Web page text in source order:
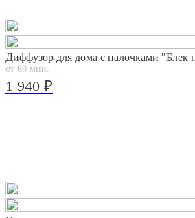
Диффузор для дома с палочками "Блек
от 60 мин.
1 940 ₽